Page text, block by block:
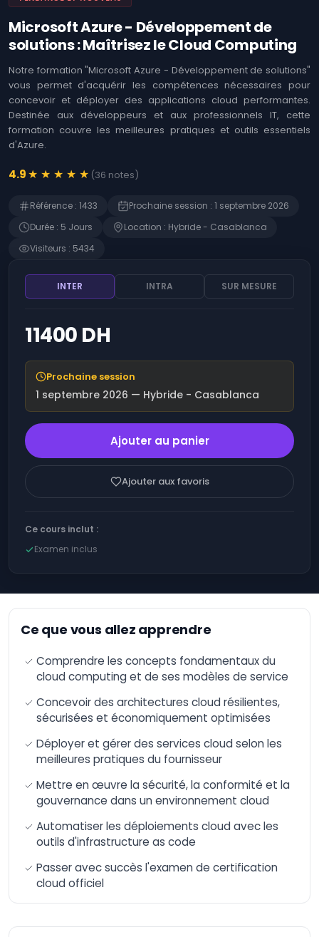
Coaching
Agile &
Ateliers
MOA ,
Business
Analysis
Développement
Gestion
risques
Gestion RH
Contrôle
Bureautique
Systèmes
d'exploitation
Gouvernance
IT et
Conformité
Cloud
Computing
DevOps
la qualité
opportunités offertes
par l'Intelligence
Artificielle (IA)
Immersion en IA :
Techniques et Usages
L'art de prompter les
Intelligences
Microsoft 365 -
Rédiger des prompts
pour Microsoft Copilot
financière grâce à
ventes grâce à
l'Intelligence
Artificielle (IA)
acculturation à
l’Intelligence
Formation n8n –
Automatisation et
de workflows
AI-Augmented HR
Manager
AI-Augmented Sales
AI-Augmented
Finance Manager
AI-Augmented Supply
AI-Augmented Legal
Practitioner
Microsoft Azure - Développement de
solutions : Maîtrisez le Cloud Computing
Notre formation "Microsoft Azure - Développement de solutions"
vous permet d'acquérir les compétences nécessaires pour
concevoir et déployer des applications cloud performantes.
Destinée aux développeurs et aux professionnels IT, cette
formation couvre les meilleures pratiques et outils essentiels
d'Azure.
4.9★ ★ ★ ★ ★ (36 notes)
Référence : 1433 Prochaine session : 1 septembre 2026
Durée : 5 Jours Location : Hybride - Casablanca
Visiteurs : 5434
INTER INTRA SUR MESURE
11400 DH
Prochaine session
1 septembre 2026 — Hybride - Casablanca
Ajouter au panier
Ajouter aux favoris
Ce cours inclut :
Examen inclus
Ce que vous allez apprendre
Comprendre les concepts fondamentaux du
cloud computing et de ses modèles de service
Concevoir des architectures cloud résilientes,
sécurisées et économiquement optimisées
Déployer et gérer des services cloud selon les
meilleures pratiques du fournisseur
Mettre en œuvre la sécurité, la conformité et la
gouvernance dans un environnement cloud
Automatiser les déploiements cloud avec les
outils d'infrastructure as code
Passer avec succès l'examen de certification
cloud officiel